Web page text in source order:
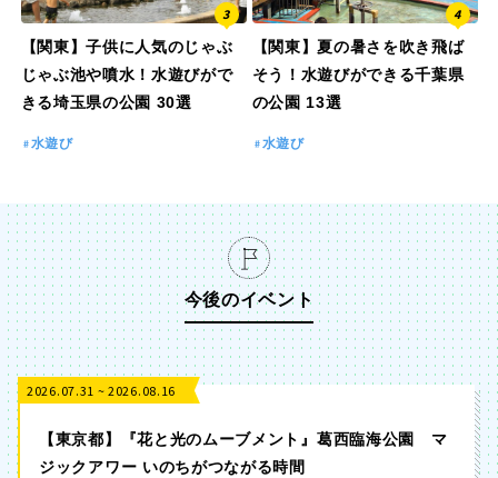
【関東】子供に人気のじゃぶ
じゃぶ池や噴水！水遊びがで
きる埼玉県の公園 30選
水遊び
【関東】夏の暑さを吹き飛ば
そう！水遊びができる千葉県
の公園 13選
水遊び
今後のイベント
2026.07.31 ~ 2026.08.16
【東京都】『花と光のムーブメント』葛西臨海公園 マ
ジックアワー いのちがつながる時間